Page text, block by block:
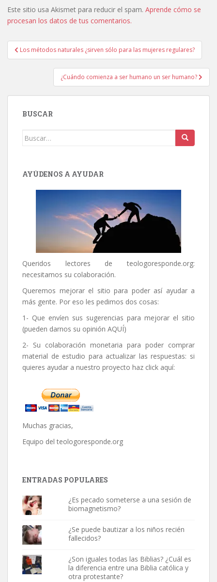
Este sitio usa Akismet para reducir el spam. Aprende cómo se
procesan los datos de tus comentarios.
Navegación
de
entradas
Los métodos naturales ¿sirven sólo para las mujeres regulares?
¿Cuándo comienza a ser humano un ser humano?
BUSCAR
Buscar:
AYÚDENOS A AYUDAR
Queridos lectores de teologoresponde.org:
necesitamos su colaboración.
Queremos mejorar el sitio para poder así ayudar a
más gente. Por eso les pedimos dos cosas:
1- Que envíen sus sugerencias para mejorar el sitio
(pueden darnos su opinión AQUÍ)
2- Su colaboración monetaria para poder comprar
material de estudio para actualizar las respuestas: si
quieres ayudar a nuestro proyecto haz click aquí:
Muchas gracias,
Equipo del teologoresponde.org
ENTRADAS POPULARES
¿Es pecado someterse a una sesión de
biomagnetismo?
¿Se puede bautizar a los niños recién
fallecidos?
¿Son iguales todas las Biblias? ¿Cuál es
la diferencia entre una Biblia católica y
otra protestante?